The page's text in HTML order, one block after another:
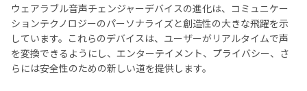
ウェアラブル音声チェンジャーデバイスの進化は、コミュニケー
ションテクノロジーのパーソナライズと創造性の大きな飛躍を示
しています。これらのデバイスは、ユーザーがリアルタイムで声
を変換できるようにし、エンターテイメント、プライバシー、さ
らには安全性のための新しい道を提供します。